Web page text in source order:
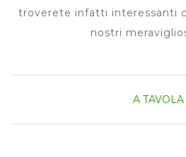
troverete infatti interessanti
nostri
A TAVOLA